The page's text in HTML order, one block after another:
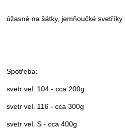
úžasné na šátky, jemňoučké svetříky
Spotřeba:
svetr vel. 104 - cca 200g
svetr vel. 116 - cca 300g
svetr vel. S - cca 400g